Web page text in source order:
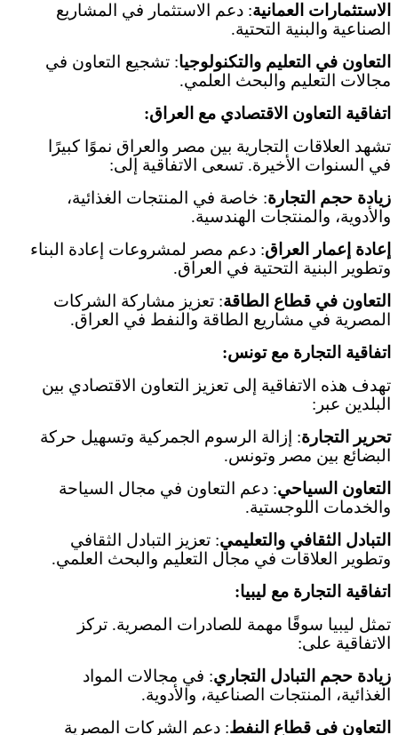
الاستثمارات العمانية: دعم الاستثمار في المشاريع
الصناعية والبنية التحتية.
التعاون في التعليم والتكنولوجيا: تشجيع التعاون في
مجالات التعليم والبحث العلمي.
اتفاقية التعاون الاقتصادي مع العراق:
تشهد العلاقات التجارية بين مصر والعراق نموًا كبيرًا
في السنوات الأخيرة. تسعى الاتفاقية إلى:
زيادة حجم التجارة: خاصة في المنتجات الغذائية،
والأدوية، والمنتجات الهندسية.
إعادة إعمار العراق: دعم مصر لمشروعات إعادة البناء
وتطوير البنية التحتية في العراق.
التعاون في قطاع الطاقة: تعزيز مشاركة الشركات
المصرية في مشاريع الطاقة والنفط في العراق.
اتفاقية التجارة مع تونس:
تهدف هذه الاتفاقية إلى تعزيز التعاون الاقتصادي بين
البلدين عبر :
تحرير التجارة: إزالة الرسوم الجمركية وتسهيل حركة
البضائع بين مصر وتونس.
التعاون السياحي: دعم التعاون في مجال السياحة
والخدمات اللوجستية.
التبادل الثقافي والتعليمي: تعزيز التبادل الثقافي
وتطوير العلاقات في مجال التعليم والبحث العلمي.
اتفاقية التجارة مع ليبيا:
تمثل ليبيا سوقًا مهمة للصادرات المصرية. تركز
الاتفاقية على:
زيادة حجم التبادل التجاري: في مجالات المواد
الغذائية، المنتجات الصناعية، والأدوية.
التعاون في قطاع النفط: دعم الشركات المصرية